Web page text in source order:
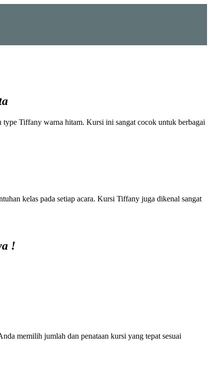
Tiffany warna hitam. Kursi ini sangat cocok untuk berbagai
kelas pada setiap acara. Kursi Tiffany juga dikenal sangat
!
memilih jumlah dan penataan kursi yang tepat sesuai